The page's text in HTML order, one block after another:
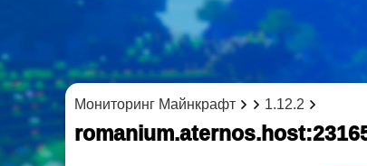
Мониторинг Майнкрафт 1.12.2